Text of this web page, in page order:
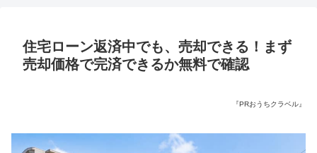
住宅ローン返済中でも、売却できる！まず
売却価格で完済できるか無料で確認
『PRおうちクラベル』